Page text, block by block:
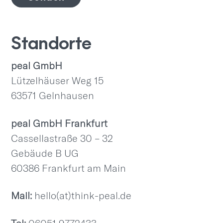
Standorte
peal GmbH
Lützelhäuser Weg 15
63571 Gelnhausen
peal GmbH Frankfurt
Cassellastraße 30 – 32
Gebäude B UG
60386 Frankfurt am Main
Mail: hello(at)think-peal.de